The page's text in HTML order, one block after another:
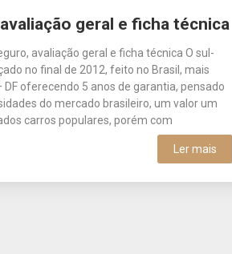
geral e ficha técnica
avaliação geral e ficha técnica O sul-
no final de 2012, feito no Brasil, mais
oferecendo 5 anos de garantia, pensado
do mercado brasileiro, um valor um
carros populares, porém com
Ler mais